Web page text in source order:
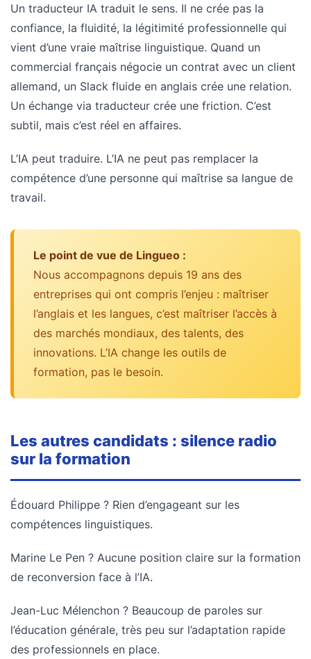
Un traducteur IA traduit le sens. Il ne crée pas la
confiance, la fluidité, la légitimité professionnelle qui
vient d’une vraie maîtrise linguistique. Quand un
commercial français négocie un contrat avec un client
allemand, un Slack fluide en anglais crée une relation.
Un échange via traducteur crée une friction. C’est
subtil, mais c’est réel en affaires.
L’IA peut traduire. L’IA ne peut pas remplacer la
compétence d’une personne qui maîtrise sa langue de
travail.
Le point de vue de Lingueo :
Nous accompagnons depuis 19 ans des
entreprises qui ont compris l’enjeu : maîtriser
l’anglais et les langues, c’est maîtriser l’accès à
des marchés mondiaux, des talents, des
innovations. L’IA change les outils de
formation, pas le besoin.
Les autres candidats : silence radio
sur la formation
Édouard Philippe ? Rien d’engageant sur les
compétences linguistiques.
Marine Le Pen ? Aucune position claire sur la formation
de reconversion face à l’IA.
Jean-Luc Mélenchon ? Beaucoup de paroles sur
l’éducation générale, très peu sur l’adaptation rapide
des professionnels en place.